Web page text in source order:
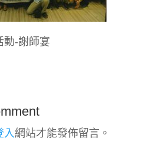
動-謝師宴
入 網站才能發佈留言。